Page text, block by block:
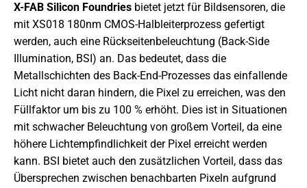
X-FAB Silicon Foundries bietet jetzt für Bildsensoren, die
mit XS018 180nm CMOS-Halbleiterprozess gefertigt
werden, auch eine Rückseitenbeleuchtung (Back-Side
Illumination, BSI) an. Das bedeutet, dass die
Metallschichten des Back-End-Prozesses das einfallende
Licht nicht daran hindern, die Pixel zu erreichen, was den
Füllfaktor um bis zu 100 % erhöht. Dies ist in Situationen
mit schwacher Beleuchtung von großem Vorteil, da eine
höhere Lichtempfindlichkeit der Pixel erreicht werden
kann. BSI bietet auch den zusätzlichen Vorteil, dass das
Übersprechen zwischen benachbarten Pixeln aufgrund